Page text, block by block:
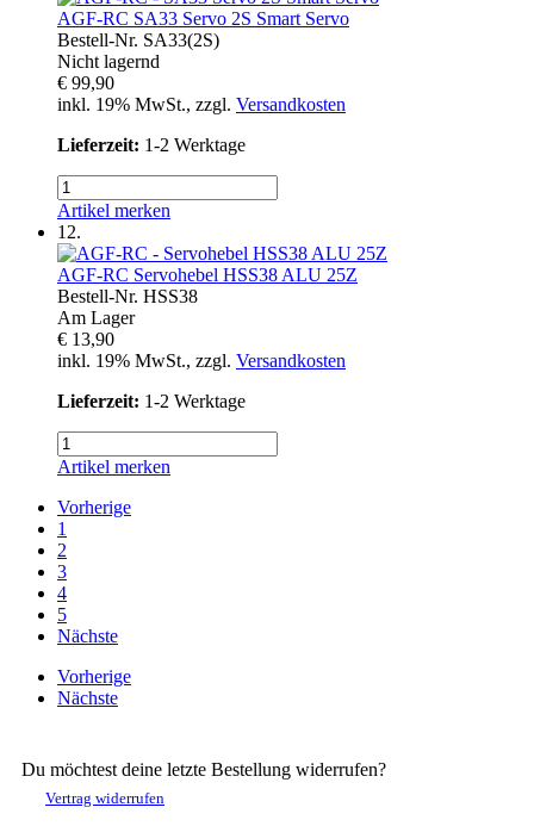
AGF-RC SA33 Servo 2S Smart Servo
Bestell-Nr. SA33(2S)
Nicht lagernd
€ 99,90
inkl. 19% MwSt., zzgl. Versandkosten
Lieferzeit: 1-2 Werktage
Artikel merken
12.
AGF-RC Servohebel HSS38 ALU 25Z
Bestell-Nr. HSS38
Am Lager
€ 13,90
inkl. 19% MwSt., zzgl. Versandkosten
Lieferzeit: 1-2 Werktage
Artikel merken
Vorherige
1
2
3
4
5
Nächste
Vorherige
Nächste
Du möchtest deine letzte Bestellung widerrufen?
Vertrag widerrufen